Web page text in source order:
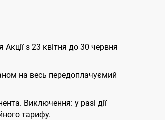
з 23 квітня до 30 червня
на весь передоплачуємий
Виключення: у разі дії
тарифу.